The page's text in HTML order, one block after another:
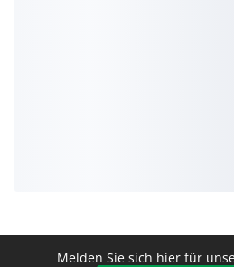
Melden Sie sich hier für